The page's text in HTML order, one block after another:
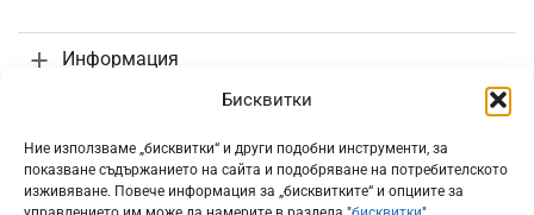
Бисквитки
Ние използваме „бисквитки“ и други подобни инструменти, за
показване съдържанието на сайта и подобряване на потребителското
изживяване. Повече информация за „бисквитките“ и опциите за
Информация